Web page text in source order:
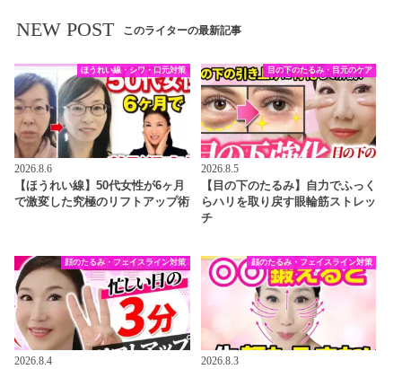
NEW POST このライターの最新記事
ほうれい線・シワ・口元対策
2026.8.6
【ほうれい線】50代女性が6ヶ月
で激変した究極のリフトアップ術
目の下のたるみ・目元のケア
2026.8.5
【目の下のたるみ】自力でふっく
らハリを取り戻す眼輪筋ストレッ
チ
顔のたるみ・フェイスライン対策
2026.8.4
顔のたるみ・フェイスライン対策
2026.8.3